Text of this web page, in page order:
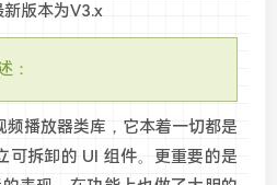
新版本为V3.x
：
频播放器类库，它本着一切都是
可拆卸的 UI 组件。更重要的是